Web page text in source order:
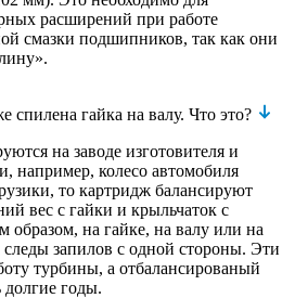
расширений при работе
смазки подшипников, так как они
спилена гайка на валу. Что это?
на заводе изготовителя и
например, колесо автомобиля
то картридж балансируют
вес с гайки и крыльчаток с
на гайке, на валу или на
запилов с одной стороны. Эти
турбины, а отбалансированый
долгие годы.